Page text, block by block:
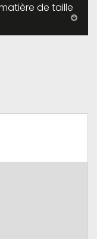
de taille